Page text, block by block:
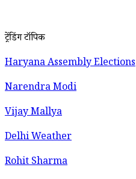
ट्रेंडिंग टॉपिक
Haryana Assembly Elections
Narendra Modi
Vijay Mallya
Delhi Weather
Rohit Sharma